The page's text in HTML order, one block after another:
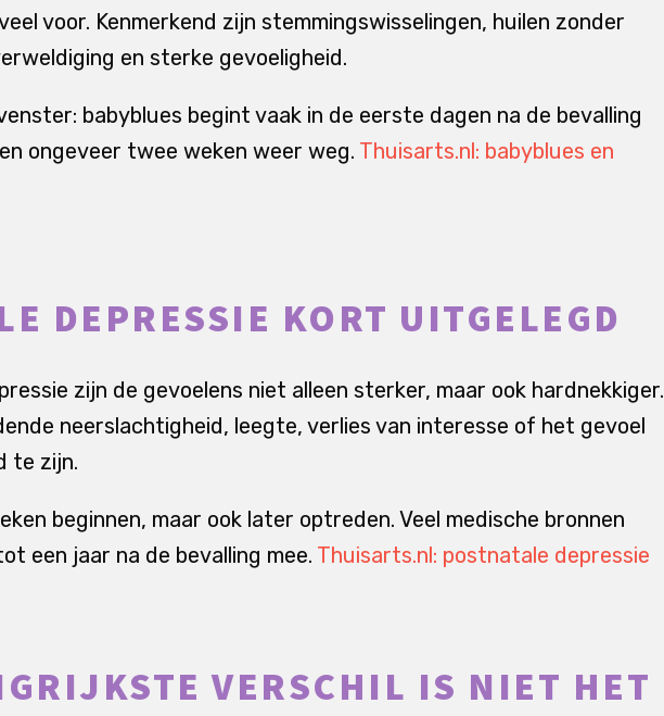
voor. Kenmerkend zijn stemmingswisselingen, huilen zonder
en sterke gevoeligheid.
babyblues begint vaak in de eerste dagen na de bevalling
ongeveer twee weken weer weg. Thuisarts.nl: babyblues en
DEPRESSIE KORT UITGELEGD
zijn de gevoelens niet alleen sterker, maar ook hardnekkiger.
neerslachtigheid, leegte, verlies van interesse of het gevoel
te zijn.
beginnen, maar ook later optreden. Veel medische bronnen
een jaar na de bevalling mee. Thuisarts.nl: postnatale depressie
VERSCHIL IS NIET HET